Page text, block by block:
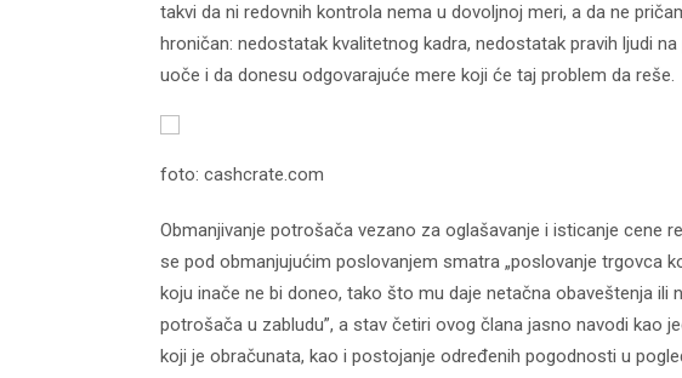
takvi da ni redovnih kontrola nema u dovoljnoj meri, a da ne
hroničan: nedostatak kvalitetnog kadra, nedostatak pravih ljudi
uoče i da donesu odgovarajuće mere koji će taj problem da reše.
foto: cashcrate.com
Obmanjivanje potrošača vezano za oglašavanje i isticanje cene
se pod obmanjujućim poslovanjem smatra „poslovanje trgovca
koju inače ne bi doneo, tako što mu daje netačna obaveštenja ili
potrošača u zabludu”, a stav četiri ovog člana jasno navodi kao
koji je obračunata, kao i postojanje određenih pogodnosti u